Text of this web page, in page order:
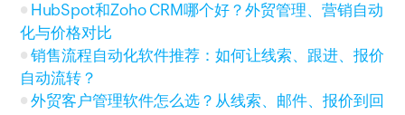
HubSpot和Zoho CRM哪个好？外贸管理、营销自动
化与价格对比
销售流程自动化软件推荐：如何让线索、跟进、报价
自动流转？
外贸客户管理软件怎么选？从线索、邮件、报价到回